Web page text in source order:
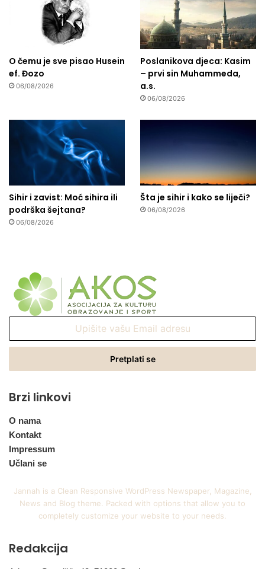
O čemu je sve pisao Husein
ef. Đozo
06/08/2026
Poslanikova djeca: Kasim
– prvi sin Muhammeda,
a.s.
06/08/2026
Sihir i zavist: Moć sihira ili
podrška šejtana?
06/08/2026
Šta je sihir i kako se liječi?
06/08/2026
Email
Brzi linkovi
O nama
Kontakt
Impressum
Učlani se
Jannah is a Clean Responsive WordPress Newspaper, Magazine,
News and Blog theme. Packed with options that allow you to
completely customize your website to your needs.
Redakcija